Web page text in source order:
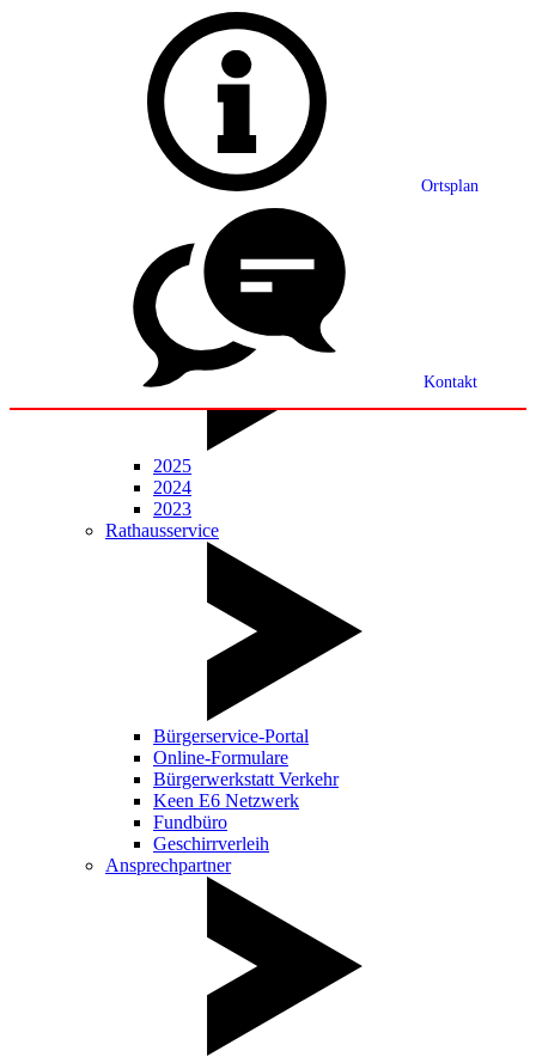
Ortsplan
Kontakt
Grußwort
Ortsplan
Partnerschaft
Statistik
Mitteilungsblatt
2025
2024
2023
Rathausservice
Bürgerservice-Portal
Online-Formulare
Bürgerwerkstatt Verkehr
Keen E6 Netzwerk
Fundbüro
Geschirrverleih
Ansprechpartner